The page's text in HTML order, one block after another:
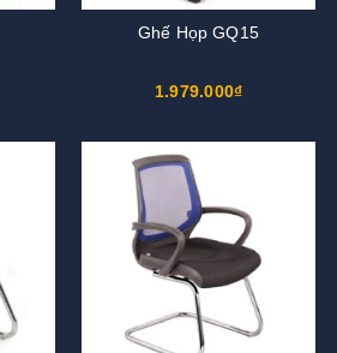
Ghế Họp GQ15
1.979.000₫